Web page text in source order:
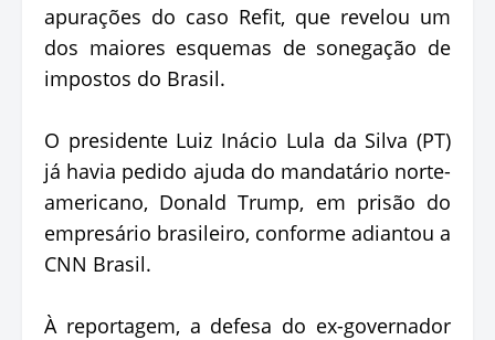
apurações do caso Refit, que revelou um
dos maiores esquemas de sonegação de
impostos do Brasil.
O presidente Luiz Inácio Lula da Silva (PT)
já havia pedido ajuda do mandatário norte-
americano, Donald Trump, em prisão do
empresário brasileiro, conforme adiantou a
CNN Brasil.
À reportagem, a defesa do ex-governador